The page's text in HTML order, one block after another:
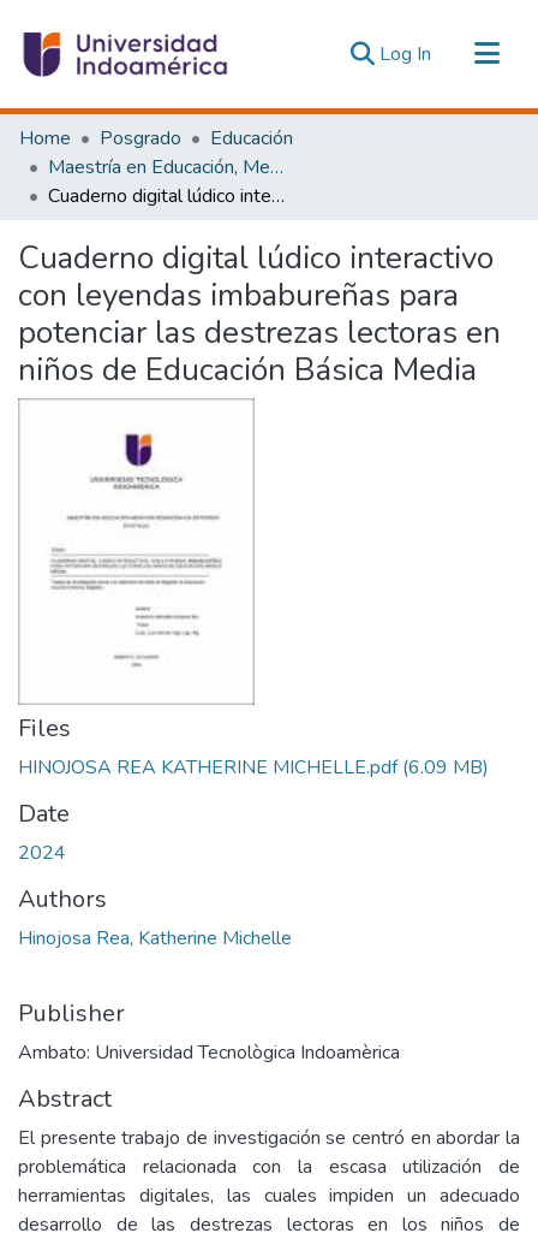
Log In (current)
Communities & Collections
All of DSpace
Statistics
Home Posgrado
Educación
Maestría en Educación, Mención Pedagogía en Entornos Digitales
Cuaderno digital lúdico interactivo con leyendas imbabureñas para potenciar las destrezas lectoras en niños de Educación Básica Media
Cuaderno digital lúdico interactivo
con leyendas imbabureñas para
potenciar las destrezas lectoras en
niños de Educación Básica Media
Files
HINOJOSA REA KATHERINE MICHELLE.pdf(6.09 MB)
Date
2024
Authors
Hinojosa Rea, Katherine Michelle
Publisher
Ambato: Universidad Tecnològica Indoamèrica
Abstract
El presente trabajo de investigación se centró en abordar la
problemática relacionada con la escasa utilización de
herramientas digitales, las cuales impiden un adecuado
desarrollo de las destrezas lectoras en los niños de